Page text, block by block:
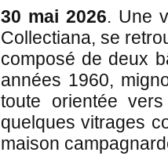
30 mai 2026. Une
Collectiana, se
composé de deux
années 1960,
toute orientée
quelques vitrages
maison